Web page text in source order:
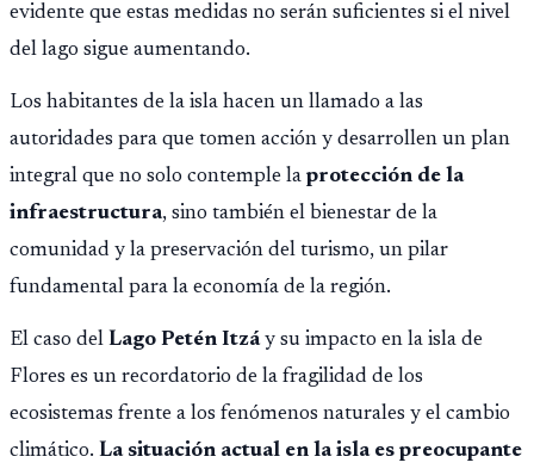
evidente que estas medidas no serán suficientes si el nivel
del lago sigue aumentando.
Los habitantes de la isla hacen un llamado a las
autoridades para que tomen acción y desarrollen un plan
integral que no solo contemple la protección de la
infraestructura, sino también el bienestar de la
comunidad y la preservación del turismo, un pilar
fundamental para la economía de la región.
El caso del Lago Petén Itzáy su impacto en la isla de
Flores es un recordatorio de la fragilidad de los
ecosistemas frente a los fenómenos naturales y el cambio
climático. La situación actual en la isla es preocupante